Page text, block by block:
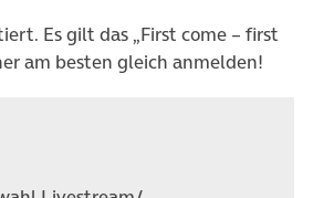
Es gilt das „First come – first
am besten gleich anmelden!